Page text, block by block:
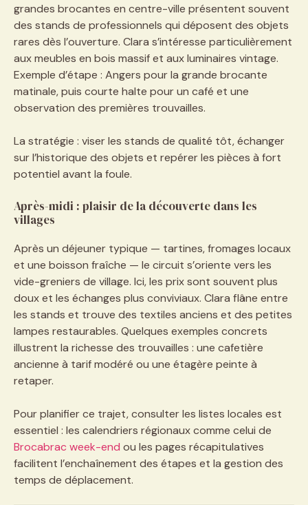
grandes brocantes en centre-ville présentent souvent
des stands de professionnels qui déposent des objets
rares dès l’ouverture. Clara s’intéresse particulièrement
aux meubles en bois massif et aux luminaires vintage.
Exemple d’étape : Angers pour la grande brocante
matinale, puis courte halte pour un café et une
observation des premières trouvailles.
La stratégie : viser les stands de qualité tôt, échanger
sur l’historique des objets et repérer les pièces à fort
potentiel avant la foule.
Après-midi : plaisir de la découverte dans les
villages
Après un déjeuner typique — tartines, fromages locaux
et une boisson fraîche — le circuit s’oriente vers les
vide-greniers de village. Ici, les prix sont souvent plus
doux et les échanges plus conviviaux. Clara flâne entre
les stands et trouve des textiles anciens et des petites
lampes restaurables. Quelques exemples concrets
illustrent la richesse des trouvailles : une cafetière
ancienne à tarif modéré ou une étagère peinte à
retaper.
Pour planifier ce trajet, consulter les listes locales est
essentiel : les calendriers régionaux comme celui de
Brocabrac week-end ou les pages récapitulatives
facilitent l’enchaînement des étapes et la gestion des
temps de déplacement.